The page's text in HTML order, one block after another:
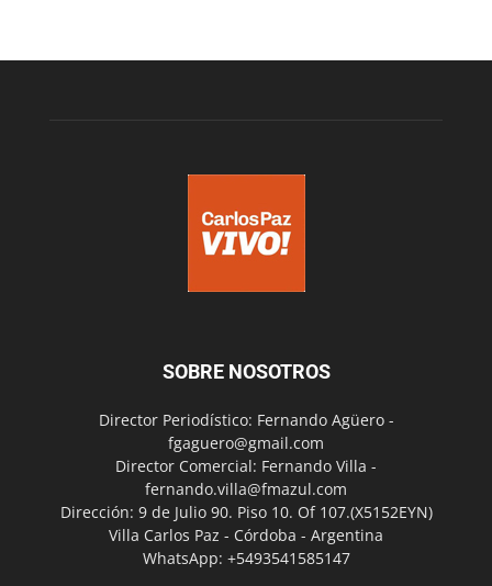
SOBRE NOSOTROS
Director Periodístico: Fernando Agüero -
fgaguero@gmail.com
Director Comercial: Fernando Villa -
fernando.villa@fmazul.com
Dirección: 9 de Julio 90. Piso 10. Of 107.(X5152EYN)
Villa Carlos Paz - Córdoba - Argentina
WhatsApp: +5493541585147